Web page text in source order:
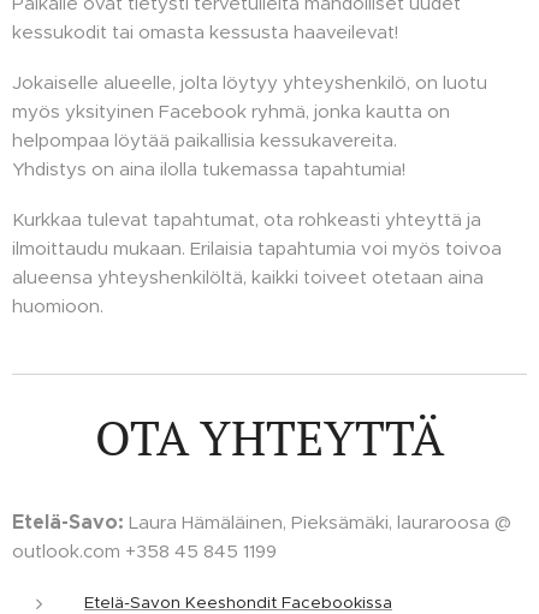
kessukodit tai omasta kessusta haaveilevat!
Jokaiselle alueelle, jolta löytyy yhteyshenkilö, on luotu
myös yksityinen Facebook ryhmä, jonka kautta on
helpompaa löytää paikallisia kessukavereita.
Yhdistys on aina ilolla tukemassa tapahtumia!
Kurkkaa tulevat tapahtumat, ota rohkeasti yhteyttä ja
ilmoittaudu mukaan. Erilaisia tapahtumia voi myös toivoa
alueensa yhteyshenkilöltä, kaikki toiveet otetaan aina
huomioon.
OTA YHTEYTTÄ
Etelä-Savo: Laura Hämäläinen, Pieksämäki, lauraroosa @
outlook.com +358 45 845 1199
Etelä-Savon Keeshondit Facebookissa